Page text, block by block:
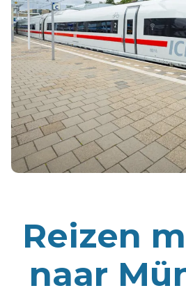
Reizen
naar